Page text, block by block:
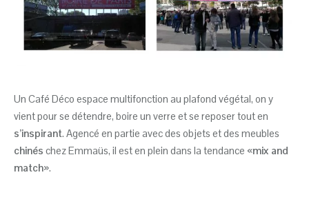
Un Café Déco espace multifonction au plafond végétal, on y
vient pour se détendre, boire un verre et se reposer tout en
s’inspirant. Agencé en partie avec des objets et des meubles
chinés chez Emmaüs, il est en plein dans la tendance «mix and
match».